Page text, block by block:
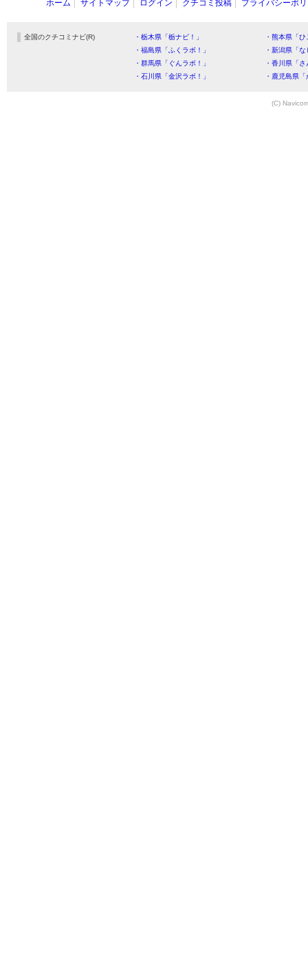
ホーム サイトマップ ログイン クチコミ投稿 プライバシーポ
全国のクチコミナビ(R) ・栃木県「栃ナビ！」
・熊本県「
・福島県「ふくラボ！」
・新潟県「
・群馬県「ぐんラボ！」
・香川県「
・石川県「金沢ラボ！」
・鹿児島県
(C)